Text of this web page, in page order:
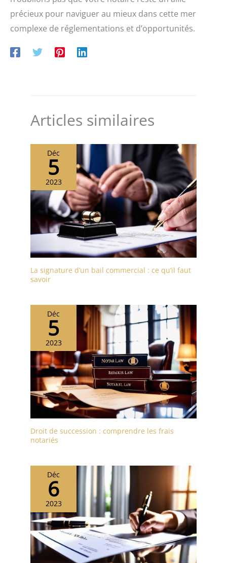
précieux pour naviguer au mieux dans cette mer
complexe de réglementations et d’opportunités.
Articles similaires
Déc
5
2023
La signature d’un bail commercial : ce qu’il faut
savoir
Déc
5
2023
Droit de succession : comprendre les frais
notariés
Déc
6
2023